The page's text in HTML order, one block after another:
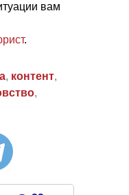
вам
.
, контент,
,